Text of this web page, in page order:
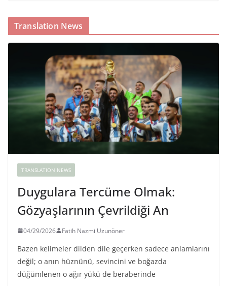
Translation News
TRANSLATION NEWS
Duygulara Tercüme Olmak:
Gözyaşlarının Çevrildiği An
04/29/2026 Fatih Nazmi Uzunöner
Bazen kelimeler dilden dile geçerken sadece anlamlarını
değil; o anın hüznünü, sevincini ve boğazda
düğümlenen o ağır yükü de beraberinde